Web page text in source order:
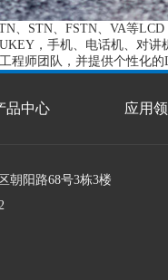
、STN、FSTN、VA等
，手机、电话机、对
程师团队，并提供个性化的
品中心 应用
朝阳路68号3栋3楼